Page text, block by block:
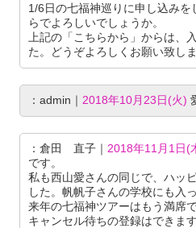
1/6日の七福神巡りに申し込み
らでよろしいでしょうか。
上記の「こちらから」からは、
た。どうぞよろしくお願い致しま
：admin｜ 2018年10月23日(火)
：倉田 直子｜ 2018年11月1日(
です。
私も西山愛さんの同じで、ハッ
した。帆帆子さんの学校にも入
来年の七福神ツアーはもう満席
キャンセル待ちの登録はできま